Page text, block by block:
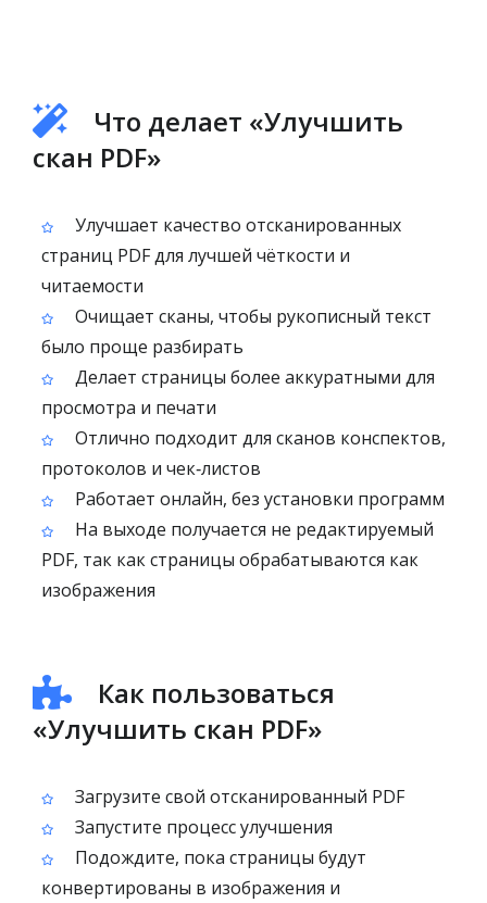
Что делает «Улучшить
скан PDF»
Улучшает качество отсканированных
страниц PDF для лучшей чёткости и
читаемости
Очищает сканы, чтобы рукописный текст
было проще разбирать
Делает страницы более аккуратными для
просмотра и печати
Отлично подходит для сканов конспектов,
протоколов и чек‑листов
Работает онлайн, без установки программ
На выходе получается не редактируемый
PDF, так как страницы обрабатываются как
изображения
Как пользоваться
«Улучшить скан PDF»
Загрузите свой отсканированный PDF
Запустите процесс улучшения
Подождите, пока страницы будут
конвертированы в изображения и